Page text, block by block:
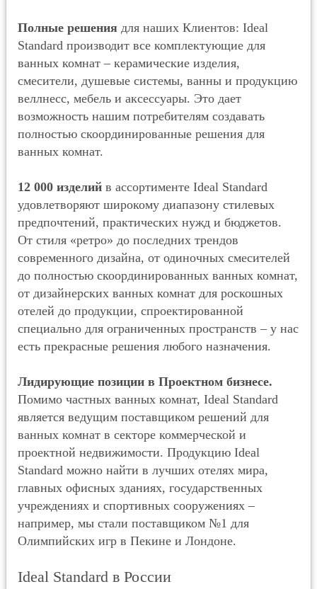
Полные решения для наших Клиентов: Ideal
Standard производит все комплектующие для
ванных комнат – керамические изделия,
смесители, душевые системы, ванны и продукцию
веллнесс, мебель и аксессуары. Это дает
возможность нашим потребителям создавать
полностью скоординированные решения для
ванных комнат.
12 000 изделий в ассортименте Ideal Standard
удовлетворяют широкому диапазону стилевых
предпочтений, практических нужд и бюджетов.
От стиля «ретро» до последних трендов
современного дизайна, от одиночных смесителей
до полностью скоординированных ванных комнат,
от дизайнерских ванных комнат для роскошных
отелей до продукции, спроектированной
специально для ограниченных пространств – у нас
есть прекрасные решения любого назначения.
Лидирующие позиции в Проектном бизнесе.
Помимо частных ванных комнат, Ideal Standard
является ведущим поставщиком решений для
ванных комнат в секторе коммерческой и
проектной недвижимости. Продукцию Ideal
Standard можно найти в лучших отелях мира,
главных офисных зданиях, государственных
учреждениях и спортивных сооружениях –
например, мы стали поставщиком №1 для
Олимпийских игр в Пекине и Лондоне.
Ideal Standard в России